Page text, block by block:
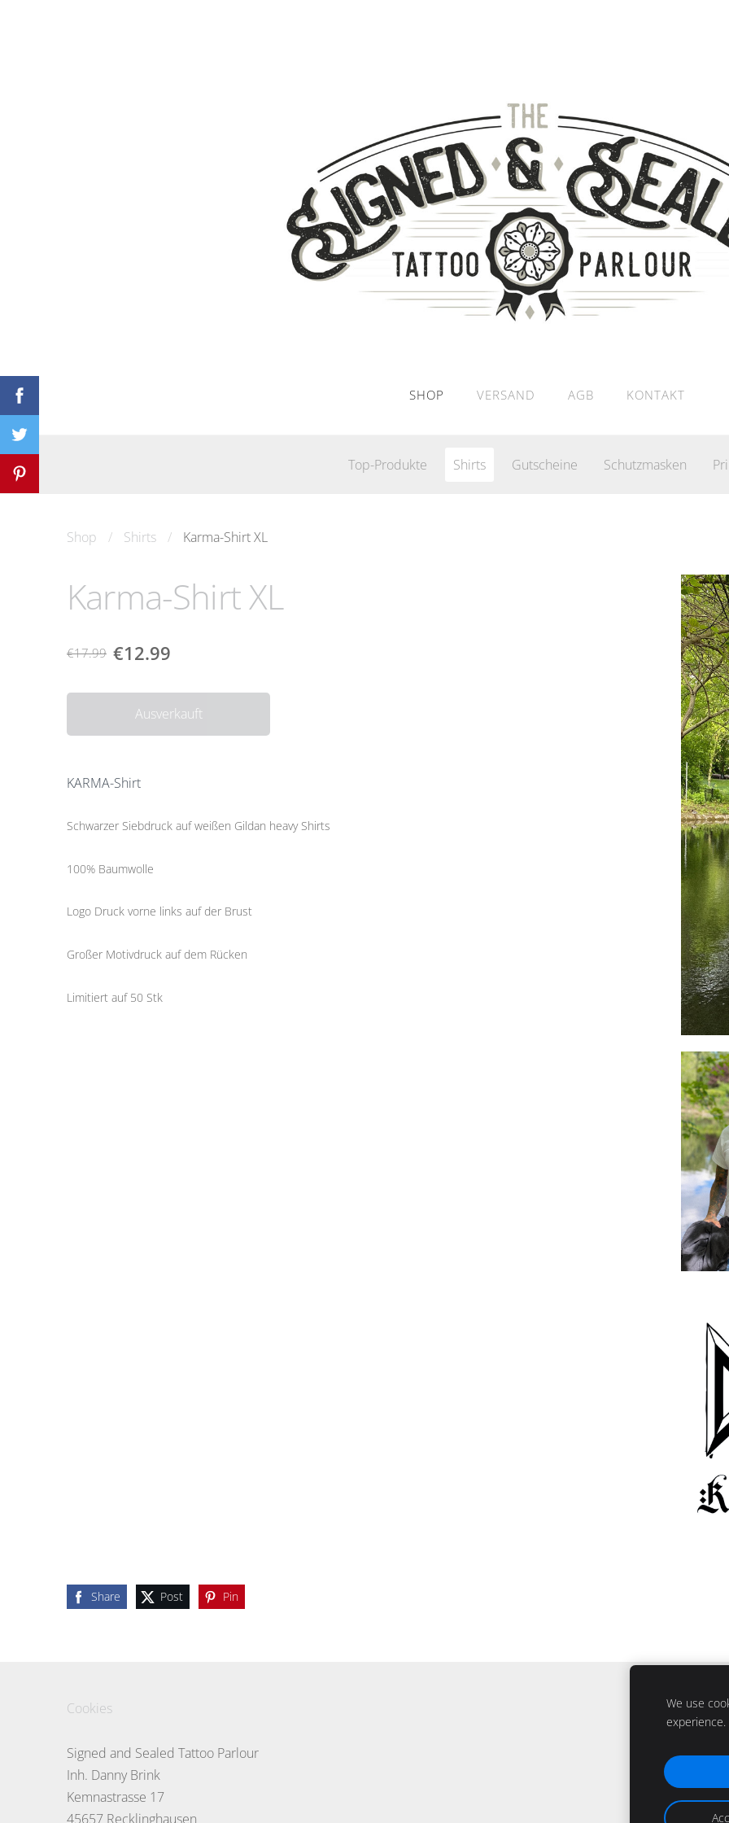
SHOP VERSAND AGB KONTAKT
Top-Produkte Shirts Gutscheine Schutzmasken
Shop Shirts Karma-Shirt XL
Karma-Shirt XL
€17.99 €12.99
Ausverkauft
KARMA-Shirt
Schwarzer Siebdruck auf weißen Gildan heavy Shirts
100% Baumwolle
Logo Druck vorne links auf der Brust
Großer Motivdruck auf dem Rücken
Limitiert auf 50 Stk
Share Post Pin
Cookies
Signed and Sealed Tattoo Parlour
Inh. Danny Brink
Kemnastrasse 17
45657 Recklinghausen
We use
experience.